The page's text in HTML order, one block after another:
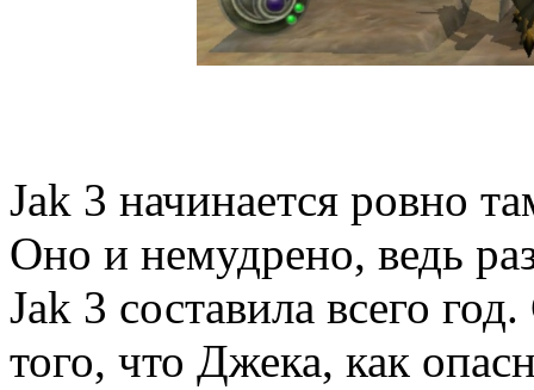
Jak 3 начинается ровно
Оно и немудрено, ведь
Jak 3 составила всего
того, что Джека, как